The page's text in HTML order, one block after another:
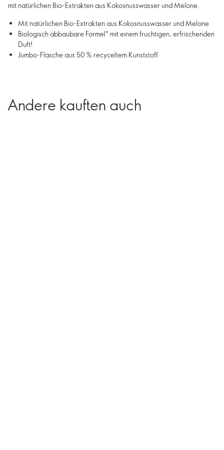
mit natürlichen Bio-Extrakten aus Kokosnusswasser und Melone.
Mit natürlichen Bio-Extrakten aus Kokosnusswasser und Melone
Biologisch abbaubare Formel* mit einem fruchtigen, erfrischenden
Duft!
Jumbo-Flasche aus 50 % recyceltem Kunststoff
Andere kauften auch